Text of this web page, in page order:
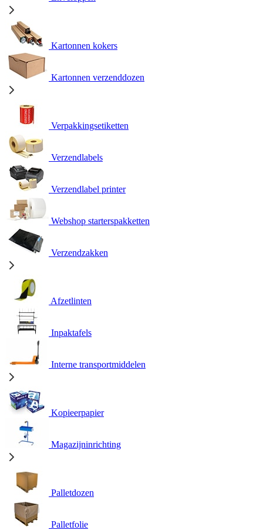
Kartonnen kokers
Kartonnen verzenddozen
Verpakkingsetiketten
Verzendlabels
Verzendlabel printer
Webshop starterspakketten
Verzendzakken
Afzetlinten
Inpaktafels
Interne transportmiddelen
Kopieerpapier
Magazijninrichting
Palletdozen
Palletfolie